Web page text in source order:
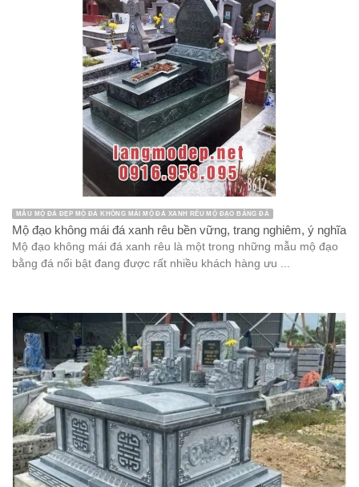
MẪU MỘ ĐÁ ĐẸP MỘ ĐÁ KHÔNG MÁI MỘ ĐÁ XANH RÊU MỘ ĐẠO BẰNG ĐÁ
Mộ đạo không mái đá xanh rêu bền vững, trang nghiêm, ý nghĩa
Mộ đạo không mái đá xanh rêu là một trong những mẫu mộ đạo
bằng đá nổi bật đang được rất nhiều khách hàng ưu ...